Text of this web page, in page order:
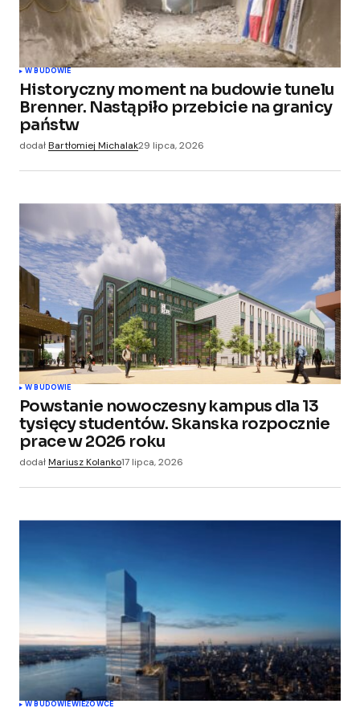
W BUDOWIE
Historyczny moment na budowie tunelu
Brenner. Nastąpiło przebicie na granicy
państw
dodałBartłomiej Michalak29 lipca, 2026
W BUDOWIE
Powstanie nowoczesny kampus dla 13
tysięcy studentów. Skanska rozpocznie
prace w 2026 roku
dodałMariusz Kolanko17 lipca, 2026
W BUDOWIEWIEŻOWCE